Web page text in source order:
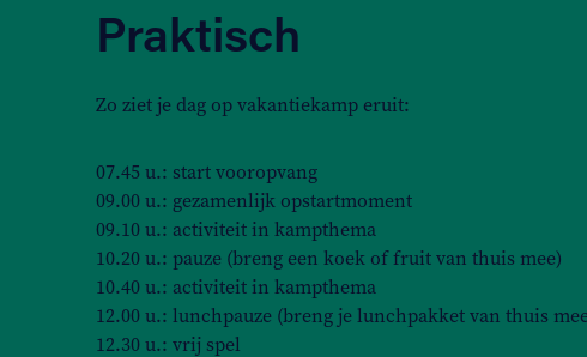
Praktisch
Zo ziet je dag op vakantiekamp eruit:
07.45 u.: start vooropvang
09.00 u.: gezamenlijk opstartmoment
09.10 u.: activiteit in kampthema
10.20 u.: pauze (breng een koek of fruit van thuis mee)
10.40 u.: activiteit in kampthema
12.00 u.: lunchpauze (breng je lunchpakket van thuis
12.30 u.: vrij spel